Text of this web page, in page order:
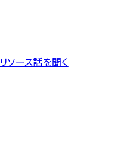
リソース話を聞く